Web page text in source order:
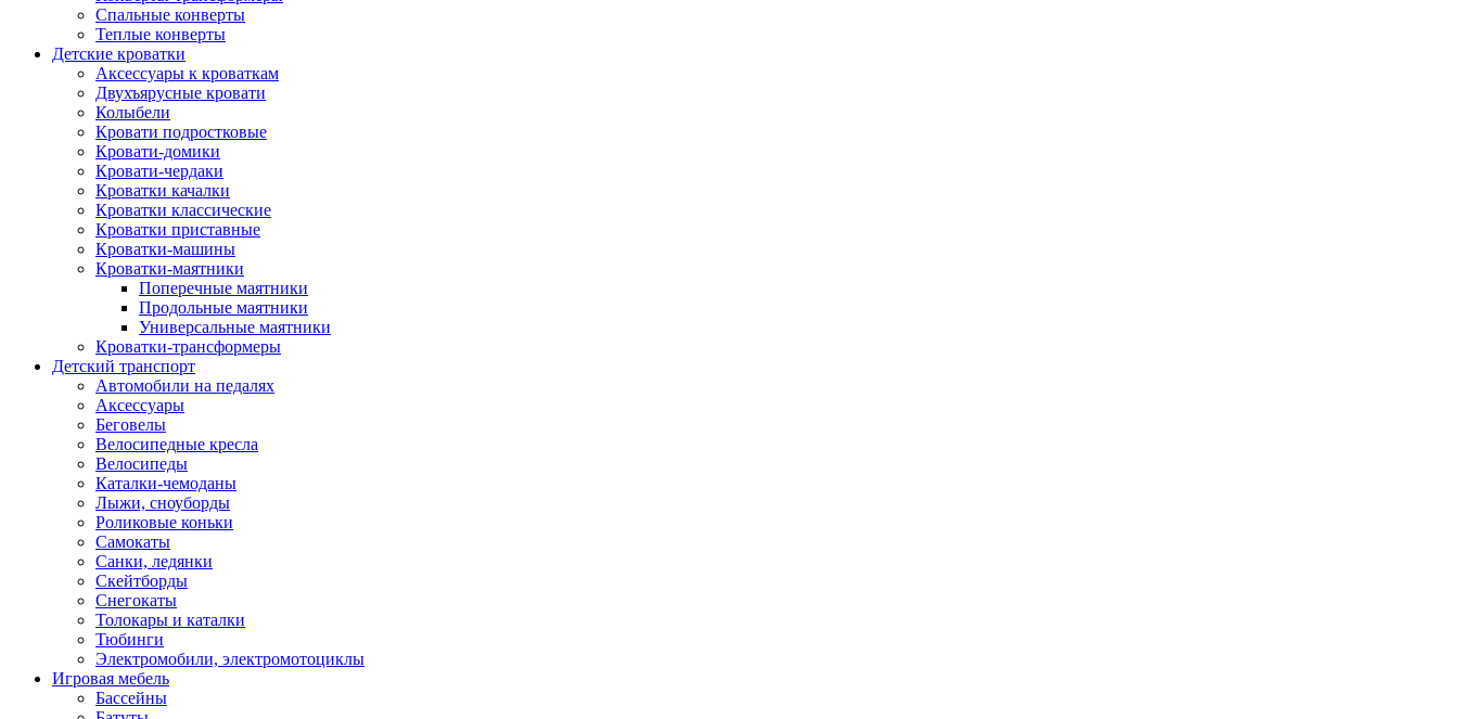
Спальные конверты
Теплые конверты
Детские кроватки
Аксессуары к кроваткам
Двухъярусные кровати
Колыбели
Кровати подростковые
Кровати-домики
Кровати-чердаки
Кроватки качалки
Кроватки классические
Кроватки приставные
Кроватки-машины
Кроватки-маятники
Поперечные маятники
Продольные маятники
Универсальные маятники
Кроватки-трансформеры
Детский транспорт
Автомобили на педалях
Аксессуары
Беговелы
Велосипедные кресла
Велосипеды
Каталки-чемоданы
Лыжи, сноуборды
Роликовые коньки
Самокаты
Санки, ледянки
Скейтборды
Снегокаты
Толокары и каталки
Тюбинги
Электромобили, электромотоциклы
Игровая мебель
Бассейны